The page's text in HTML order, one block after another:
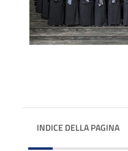
INDICE DELLA PAGINA